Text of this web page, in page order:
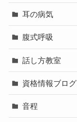
耳の病気
腹式呼吸
話し方教室
資格情報ブログ
音程